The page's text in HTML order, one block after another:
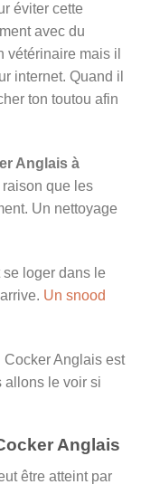
éviter cette
avec du
vétérinaire mais il
internet. Quand il
ton toutou afin
Anglais à
que les
Un nettoyage
loger dans le
Un snood
Cocker Anglais est
allons le voir si
Anglais
être atteint par